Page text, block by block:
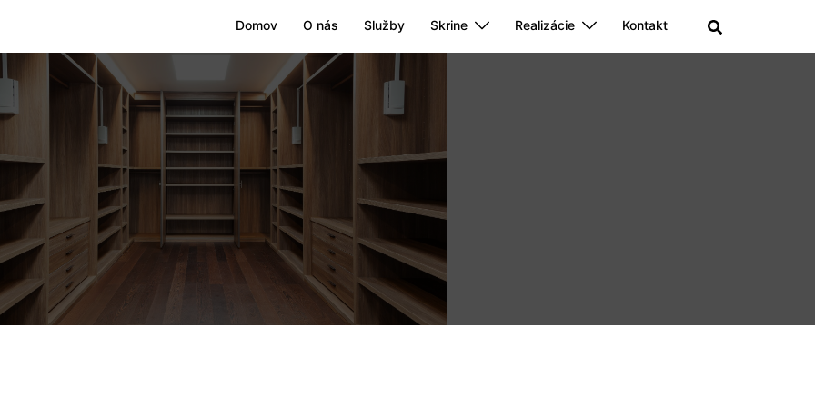
Domov O nás Služby Skrine Realizácie Kontakt